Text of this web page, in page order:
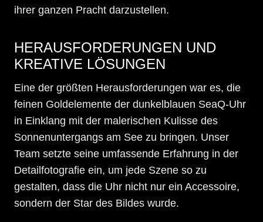
ihrer ganzen Pracht darzustellen.
HERAUSFORDERUNGEN UND
KREATIVE LÖSUNGEN
Eine der größten Herausforderungen war es, die
feinen Goldelemente der dunkelblauen SeaQ-Uhr
in Einklang mit der malerischen Kulisse des
Sonnenuntergangs am See zu bringen. Unser
Team setzte seine umfassende Erfahrung in der
Detailfotografie ein, um jede Szene so zu
gestalten, dass die Uhr nicht nur ein Accessoire,
sondern der Star des Bildes wurde.